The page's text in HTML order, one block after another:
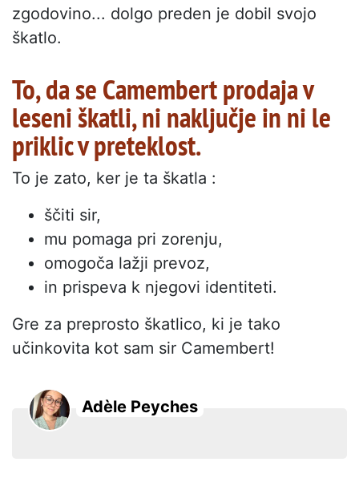
zgodovino... dolgo preden je dobil svojo
škatlo.
To, da se Camembert prodaja v
leseni škatli, ni naključje in ni le
priklic v preteklost.
To je zato, ker je ta škatla :
ščiti sir,
mu pomaga pri zorenju,
omogoča lažji prevoz,
in prispeva k njegovi identiteti.
Gre za preprosto škatlico, ki je tako
učinkovita kot sam sir Camembert!
Adèle Peyches